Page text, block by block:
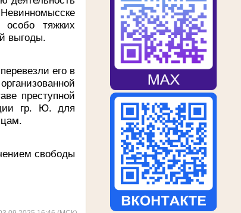
тяжких
выгоды.
его в
преступной
гр. Ю. для
свободы